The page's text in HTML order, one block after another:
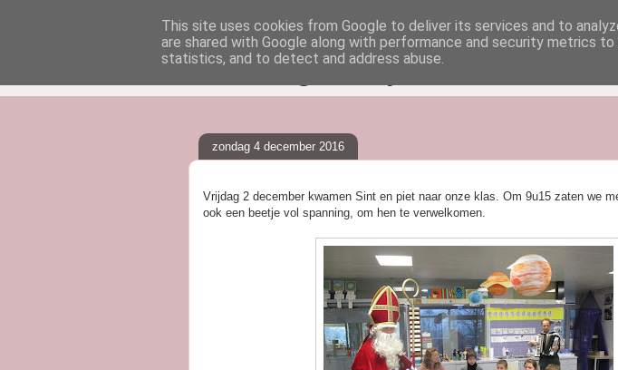
klasblog van juf Dorien
zondag 4 december 2016
Vrijdag 2 december kwamen Sint en piet naar onze klas. Om 9u15 zaten we
ook een beetje vol spanning, om hen te verwelkomen.
This site uses cookies from Google to deliver its services and to
are shared with Google along with performance and security metrics
statistics, and to detect and address abuse.